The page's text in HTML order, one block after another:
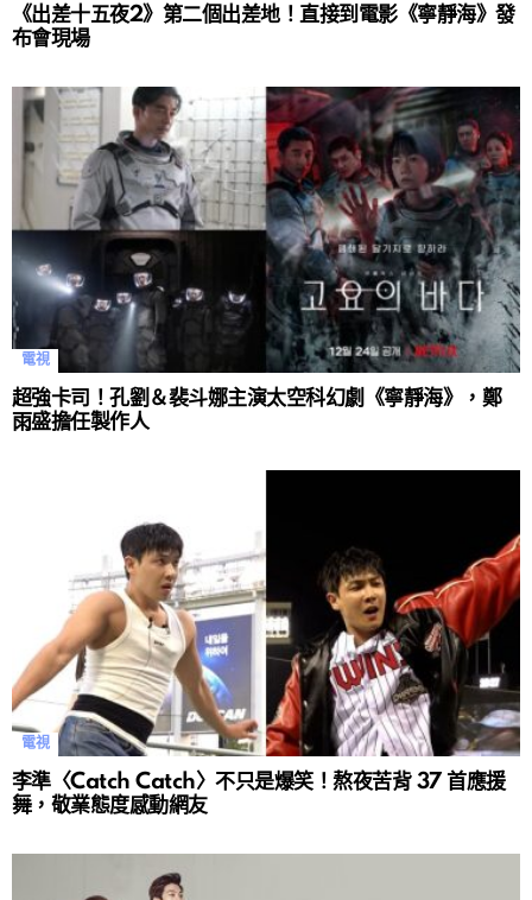
《出差十五夜2》第二個出差地！直接到電影《寧靜海》發
布會現場
電視
超強卡司！孔劉＆裴斗娜主演太空科幻劇《寧靜海》，鄭
雨盛擔任製作人
電視
李準〈Catch Catch〉不只是爆笑！熬夜苦背 37 首應援
舞，敬業態度感動網友